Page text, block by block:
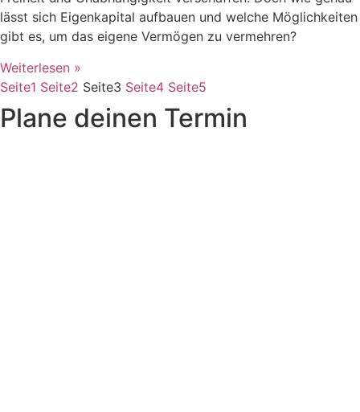
lässt sich Eigenkapital aufbauen und welche Möglichkeiten
gibt es, um das eigene Vermögen zu vermehren?
Weiterlesen »
Seite1 Seite2 Seite3 Seite4 Seite5
Plane deinen Termin